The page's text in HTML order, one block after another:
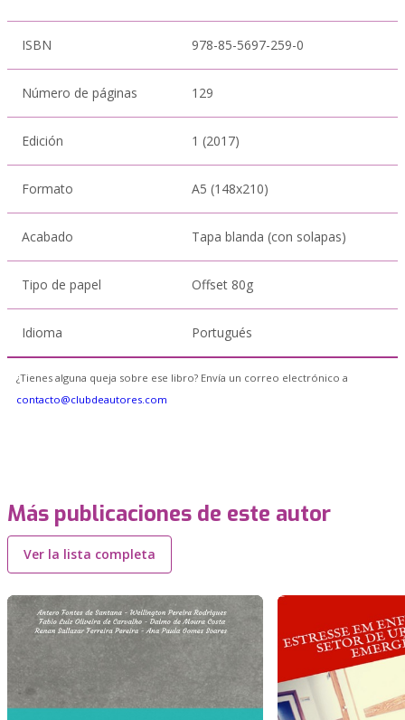
ISBN 978-85-5697-259-0
Número de páginas 129
Edición 1 (2017)
Formato A5 (148x210)
Acabado Tapa blanda (con solapas)
Tipo de papel Offset 80g
Idioma Portugués
¿Tienes alguna queja sobre ese libro? Envía un correo electrónico a
contacto@clubdeautores.com
Más publicaciones de este autor
Ver la lista completa